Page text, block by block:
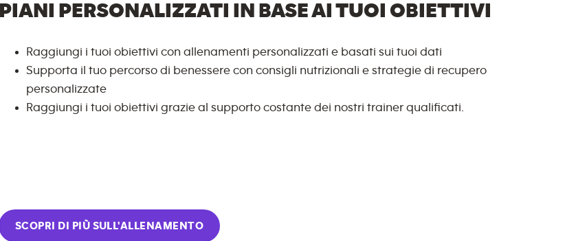
PIANI PERSONALIZZATI IN BASE AI TUOI OBIETTIVI
Raggiungi i tuoi obiettivi con allenamenti personalizzati e basati sui tuoi dati
Supporta il tuo percorso di benessere con consigli nutrizionali e strategie di recupero
personalizzate
Raggiungi i tuoi obiettivi grazie al supporto costante dei nostri trainer qualificati.
SCOPRI DI PIÙ SULL'ALLENAMENTO